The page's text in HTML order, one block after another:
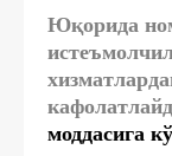
Юқорида
моддасига